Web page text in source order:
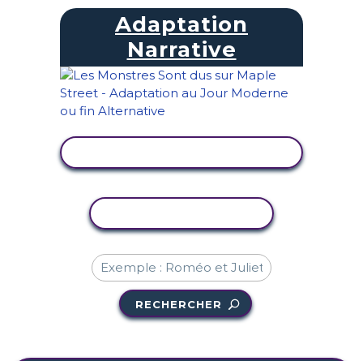
Adaptation
Narrative
RECHERCHER